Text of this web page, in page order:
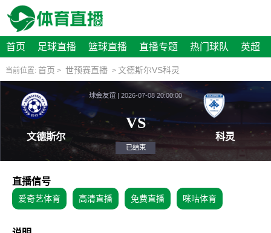
首页 足球直播 篮球直播 直播专题 热门球队 英超
当前位置: 首页 > 世预赛直播 > 文德斯尔VS科灵
球会友谊 | 2026-07-08 20:00:00
VS
直播信号
爱奇艺体育 高清直播 免费直播 咪咕体育